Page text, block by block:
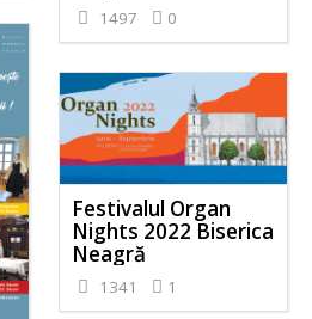
1497 0
Festivalul Organ
Nights 2022 Biserica
Neagră
1341 1